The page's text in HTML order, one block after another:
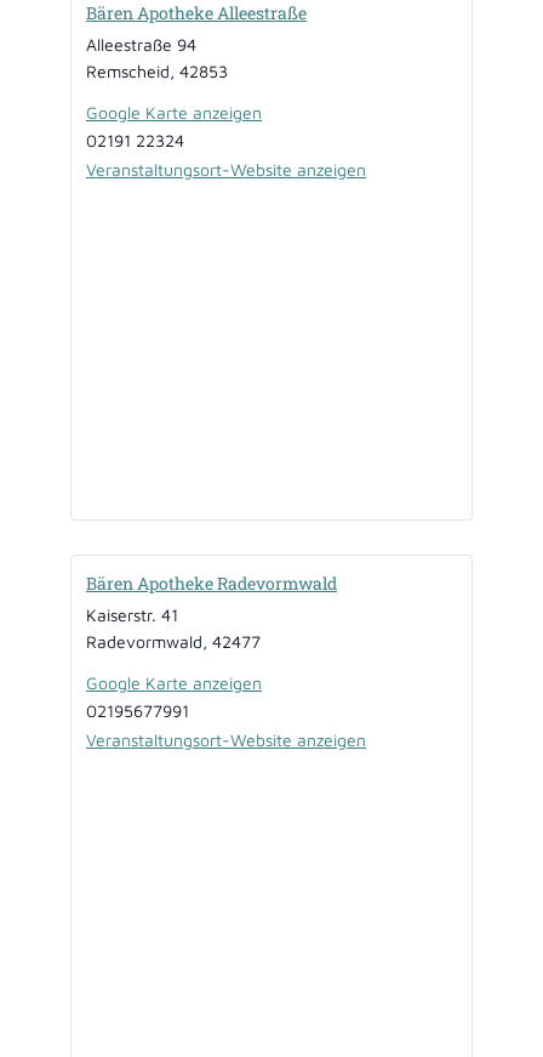
Bären Apotheke Alleestraße
Alleestraße 94
Remscheid, 42853
Google Karte anzeigen
02191 22324
Veranstaltungsort-Website anzeigen
Bären Apotheke Radevormwald
Kaiserstr. 41
Radevormwald, 42477
Google Karte anzeigen
02195677991
Veranstaltungsort-Website anzeigen